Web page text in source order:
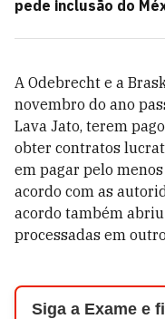
pede inclusão do
A Odebrecht e a
novembro do ano
Lava Jato, terem
obter contratos
em pagar pelo
acordo com as
acordo também
processadas em
Siga a Exame e